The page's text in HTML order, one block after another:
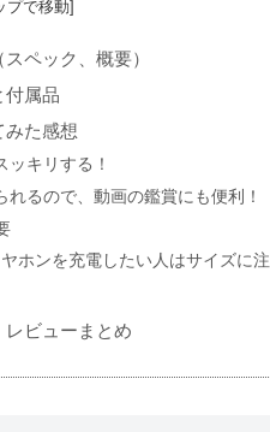
ペック、概要）
付属品
みた感想
キリする！
るので、動画の鑑賞にも便利！
ホンを充電したい人はサイズに注
レビューまとめ